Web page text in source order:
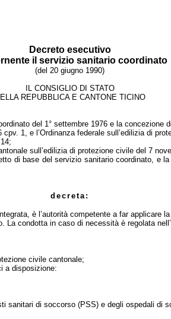
Decreto esecutivo
il servizio sanitario coordinato
(del 20 giugno 1990)
IL CONSIGLIO DI STATO
REPUBBLICA E CANTONE TICINO
del 1° settembre 1976 e la
1, e l’Ordinanza federale sull’edilizia di
sull’edilizia di protezione civile del 7
di base del servizio sanitario coordinato, e
decreta:
è l’autorità competente a far applicare
La condotta in caso di necessità è regolata nell’
civile cantonale;
a disposizione:
di soccorso (PSS) e degli ospedali di